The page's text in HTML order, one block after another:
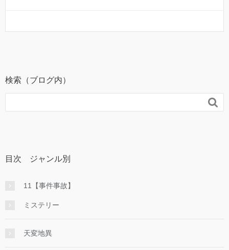
検索（ブログ内）

目次 ジャンル別
11【事件事故】
ミステリー
天変地異